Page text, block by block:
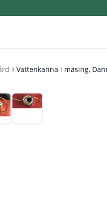
Vattenkanna i mäsing,